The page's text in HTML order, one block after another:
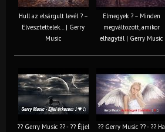
Hull az elsárgult levél ? –
Elvesztettelek… | Gerry
Music
Elmegyek ? – Minden
megváltozott, amikor
elhagytál | Gerry Music
?? Gerry Music ?? - ?? Éjjel ?? Gerry Music ?? - ?? Ha